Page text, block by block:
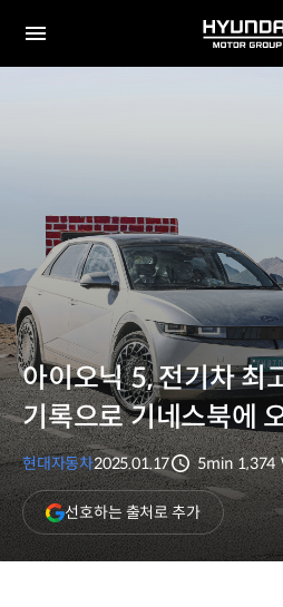
전체
HYUNDAI
MOTOR
아이오닉 5, 전기차 최
기록으로 기네스북에
현대자동차2025.01.17
분량
5min
조회수
1,374
선호하는 출처로 추가(새
창
열림)